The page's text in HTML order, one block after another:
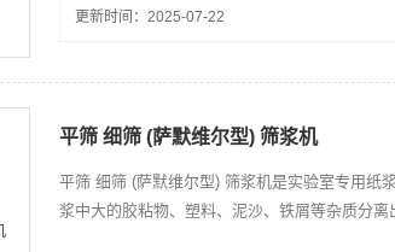
更新时间：2025-07-22
平筛 细筛 (萨默维尔型) 筛浆机
平筛 细筛 (萨默维尔型) 筛浆机是实验室专用纸
浆中大的胶粘物、塑料、泥沙、铁屑等杂质分